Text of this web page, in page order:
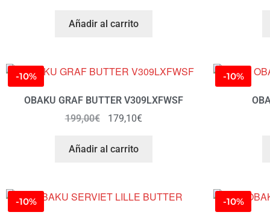
Añadir al carrito
-10%
OBAKU GRAF BUTTER V309LXFWSF
199,00€ 179,10€
Añadir al carrito
-10%
-10% -10%